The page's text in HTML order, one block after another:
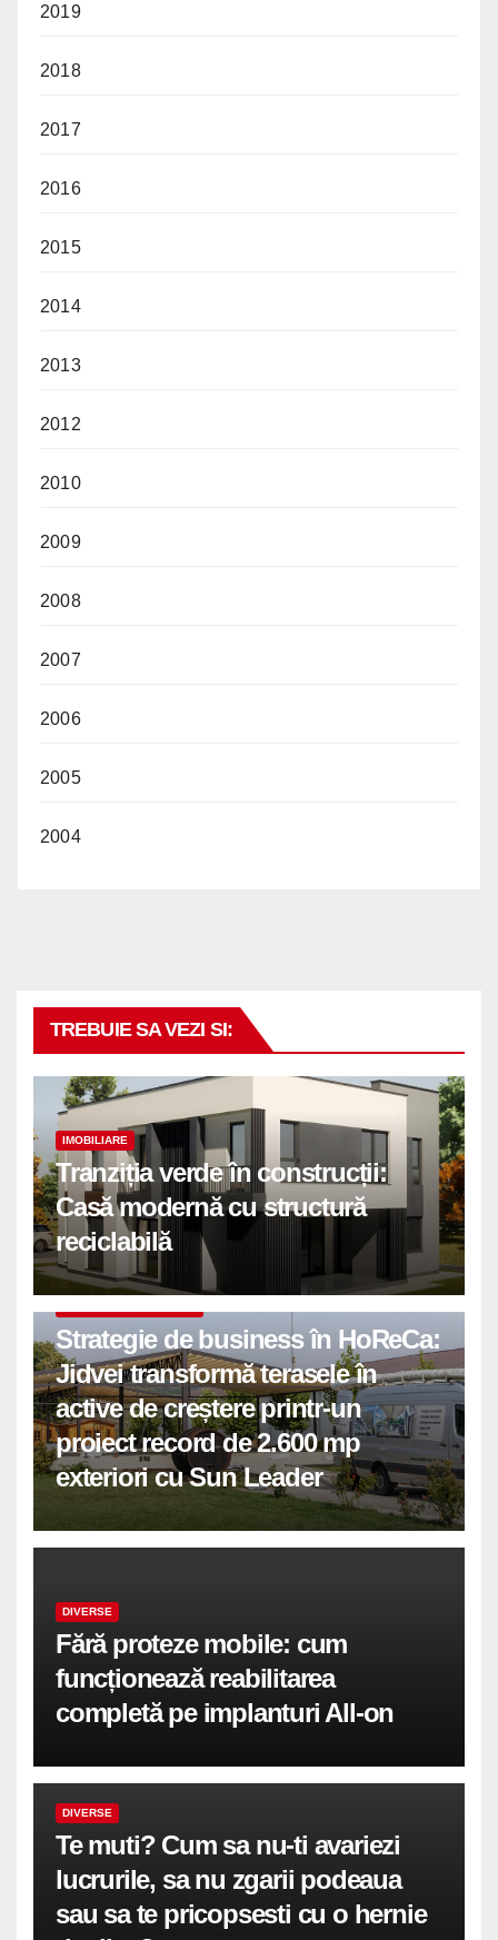
2019
2018
2017
2016
2015
2014
2013
2012
2010
2009
2008
2007
2006
2005
2004
TREBUIE SA VEZI SI:
IMOBILIARE
Tranziția verde în construcții:
Casă modernă cu structură
reciclabilă
Strategie de business în HoReCa:
Jidvei transformă terasele în
active de creștere printr-un
proiect record de 2.600 mp
exteriori cu Sun Leader
DIVERSE
Fără proteze mobile: cum
funcționează reabilitarea
completă pe implanturi All-on
DIVERSE
Te muti? Cum sa nu-ti avariezi
lucrurile, sa nu zgarii podeaua
sau sa te pricopsesti cu o hernie